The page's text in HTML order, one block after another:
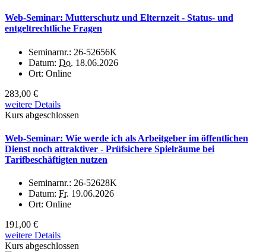
Web-Seminar: Mutterschutz und Elternzeit - Status- und
entgeltrechtliche Fragen
Seminarnr.: 26-52656K
Datum: Do. 18.06.2026
Ort: Online
283,00 €
weitere Details
Kurs abgeschlossen
Web-Seminar: Wie werde ich als Arbeitgeber im öffentlichen
Dienst noch attraktiver - Prüfsichere Spielräume bei
Tarifbeschäftigten nutzen
Seminarnr.: 26-52628K
Datum: Fr. 19.06.2026
Ort: Online
191,00 €
weitere Details
Kurs abgeschlossen